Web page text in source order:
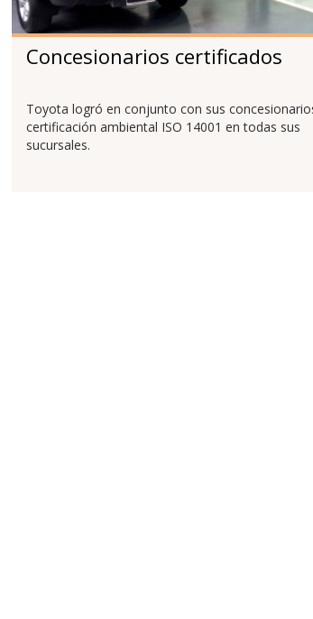
Concesionarios certificados
Toyota logró en conjunto con sus
certificación ambiental ISO 14001 en todas sus
sucursales.